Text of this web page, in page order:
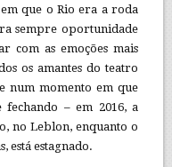
que o Rio era a roda
sempre oportunidade
com as emoções mais
os amantes do teatro
num momento em que
– em 2016, a
no Leblon, enquanto o
está estagnado.